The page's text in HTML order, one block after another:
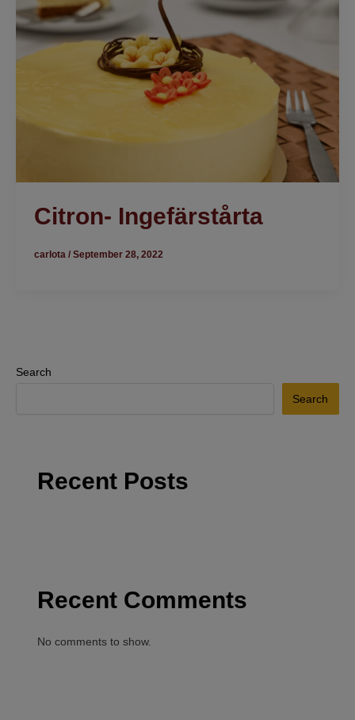
Citron- Ingefärstårta
carlota / September 28, 2022
Search
Search
Recent Posts
Recent Comments
No comments to show.